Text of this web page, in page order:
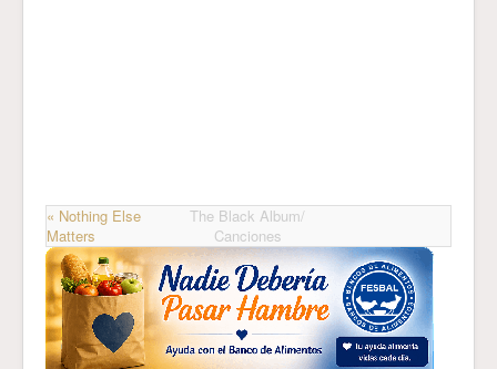
« Nothing Else
Matters
The Black Album/
Canciones